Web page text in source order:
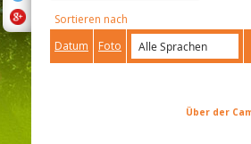
Sortieren nach
Datum
Foto
Über der